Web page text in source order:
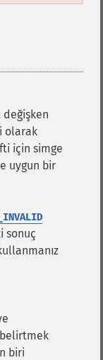
olarak
için simge
uygun bir
sonuç
belirtmek
biri